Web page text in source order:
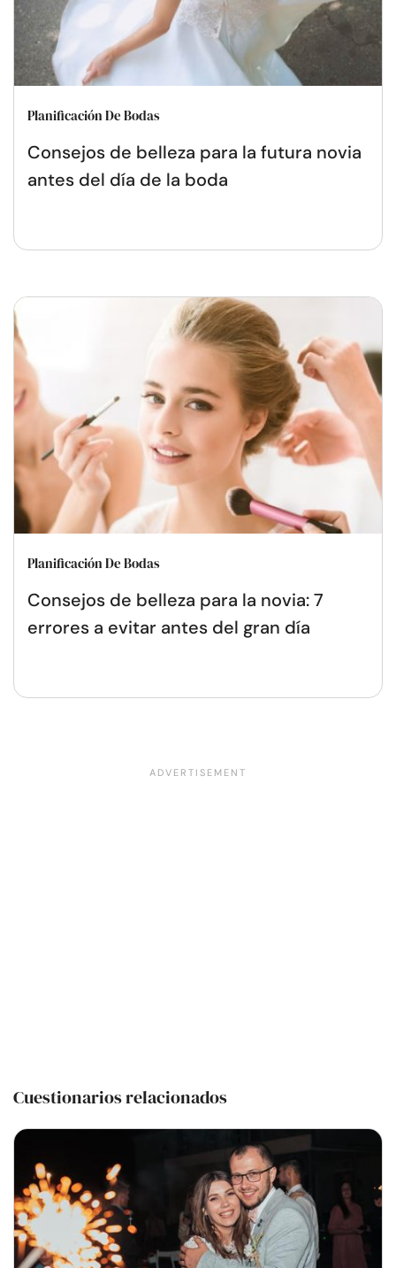
Planificación De Bodas
Consejos de belleza para la futura novia
antes del día de la boda
Planificación De Bodas
Consejos de belleza para la novia: 7
errores a evitar antes del gran día
Cuestionarios relacionados